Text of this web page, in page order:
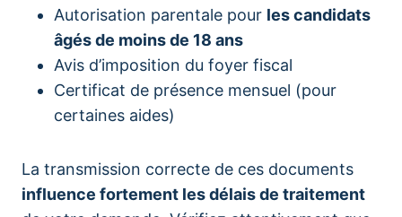
Autorisation parentale pour les candidats
âgés de moins de 18 ans
Avis d’imposition du foyer fiscal
Certificat de présence mensuel (pour
certaines aides)
La transmission correcte de ces documents
influence fortement les délais de traitement